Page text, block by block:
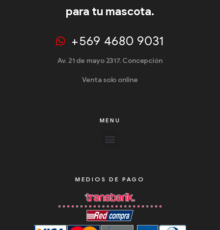
para tu mascota.
+569 4680 9031
Av. 21 de mayo 2317. Concepción
Venta solo online
MENU
MEDIOS DE PAGO